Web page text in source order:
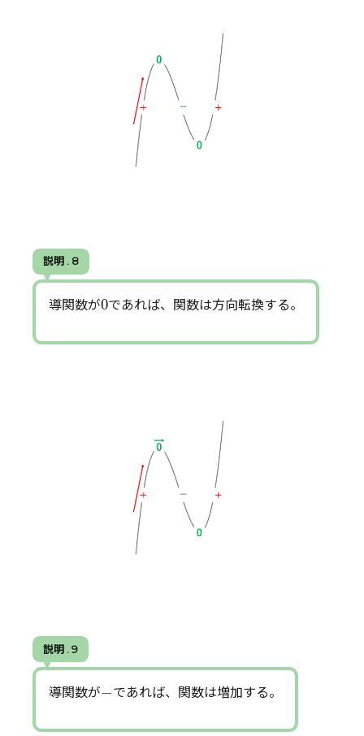
説明 . 8
導関数が0
0であれば、関数は方向転換する。
説明 . 9
導関数が−であれば、関数は増加する。